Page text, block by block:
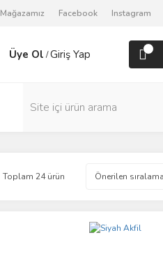
Mağazamız Facebook Instagram
Üye Ol /Giriş Yap
Toplam 24 ürün